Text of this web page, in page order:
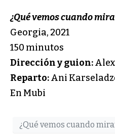
¿Qué vemos cuando
Georgia, 2021
150 minutos
Dirección y guion:
Reparto:Ani
En Mubi
¿Qué vemos cuando